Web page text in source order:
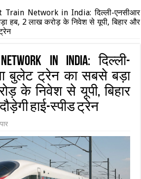
Train Network in India: दिल्ली-एनसीआर
हब, 2 लाख करोड़ के निवेश से यूपी, बिहार और
in India: दिल्ली-
बुलेट ट्रेन का सबसे बड़ा
के निवेश से यूपी, बिहार
हाई-स्पीड ट्रेन